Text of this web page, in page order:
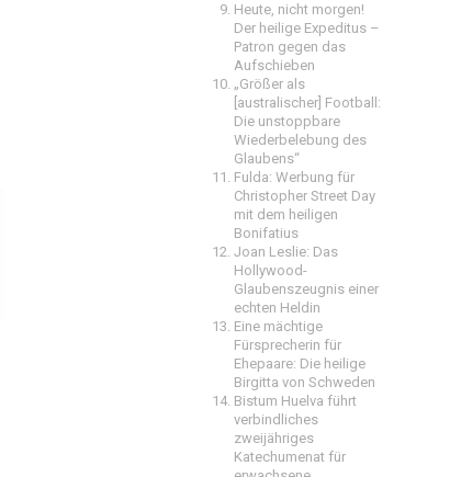
Heute, nicht morgen!
Der heilige Expeditus –
Patron gegen das
Aufschieben
„Größer als
[australischer] Football:
Die unstoppbare
Wiederbelebung des
Glaubens“
Fulda: Werbung für
Christopher Street Day
mit dem heiligen
Bonifatius
Joan Leslie: Das
Hollywood-
Glaubenszeugnis einer
echten Heldin
Eine mächtige
Fürsprecherin für
Ehepaare: Die heilige
Birgitta von Schweden
Bistum Huelva führt
verbindliches
zweijähriges
Katechumenat für